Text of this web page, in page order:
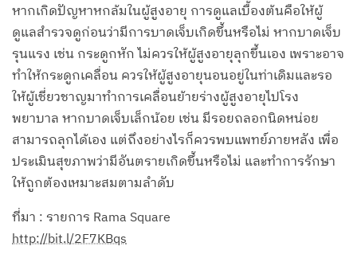
หากเกิดปัญหาหกล้มในผู้สูงอายุ การดูแลเบื้องต้นคือให้ผู้
ดูแลสำรวจดูก่อนว่ามีการบาดเจ็บเกิดขึ้นหรือไม่ หากบาดเจ็บ
รุนแรง เช่น กระดูกหัก ไม่ควรให้ผู้สูงอายุลุกขึ้นเอง เพราะอาจ
ทำให้กระดูกเคลื่อน ควรให้ผู้สูงอายุนอนอยู่ในท่าเดิมและรอ
ให้ผู้เชี่ยวชาญมาทำการเคลื่อนย้ายร่างผู้สูงอายุไปโรง
พยาบาล หากบาดเจ็บเล็กน้อย เช่น มีรอยถลอกนิดหน่อย
สามารถลุกได้เอง แต่ถึงอย่างไรก็ควรพบแพทย์ภายหลัง เพื่อ
ประเมินสุขภาพว่ามีอันตรายเกิดขึ้นหรือไม่ และทำการรักษา
ให้ถูกต้องเหมาะสมตามลำดับ
ที่มา : รายการ Rama Square
http://bit.l/2F7KBqs